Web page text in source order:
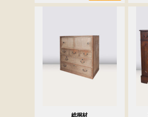
総桐材